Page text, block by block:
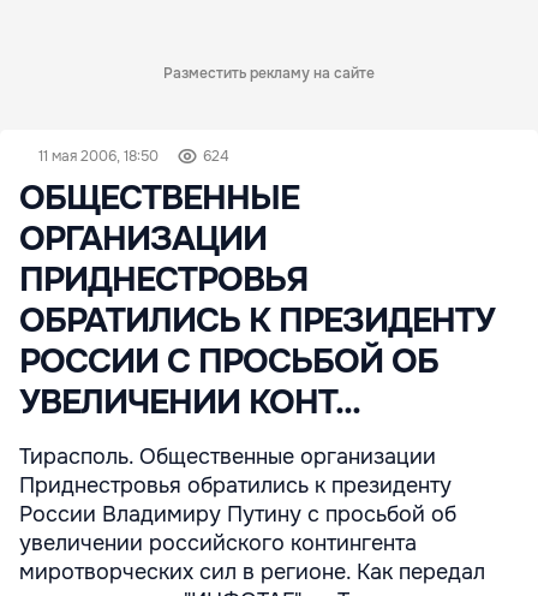
Разместить рекламу на сайте
11 мая 2006, 18:50 624
ОБЩЕСТВЕННЫЕ
ОРГАНИЗАЦИИ
ПРИДНЕСТРОВЬЯ
ОБРАТИЛИСЬ К ПРЕЗИДЕНТУ
РОССИИ С ПРОСЬБОЙ ОБ
УВЕЛИЧЕНИИ КОНТ...
Тирасполь. Общественные организации
Приднестровья обратились к президенту
России Владимиру Путину с просьбой об
увеличении российского контингента
миротворческих сил в регионе. Как передал